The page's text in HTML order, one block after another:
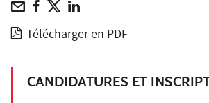
Télécharger en PDF
CANDIDATURES ET